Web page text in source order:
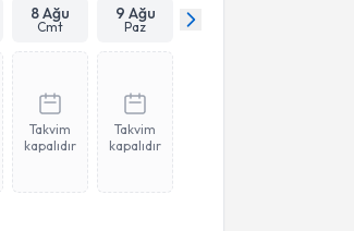
8 Ağu
Cmt
9 Ağu
Paz
Takvim
kapalıdır
Takvim
kapalıdır